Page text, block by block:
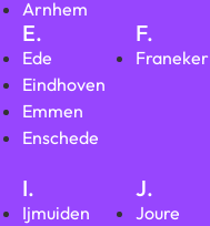
Arnhem
E.
Ede
Eindhoven
Emmen
Enschede
F.
Franeker
I.
Ijmuiden
J.
Joure